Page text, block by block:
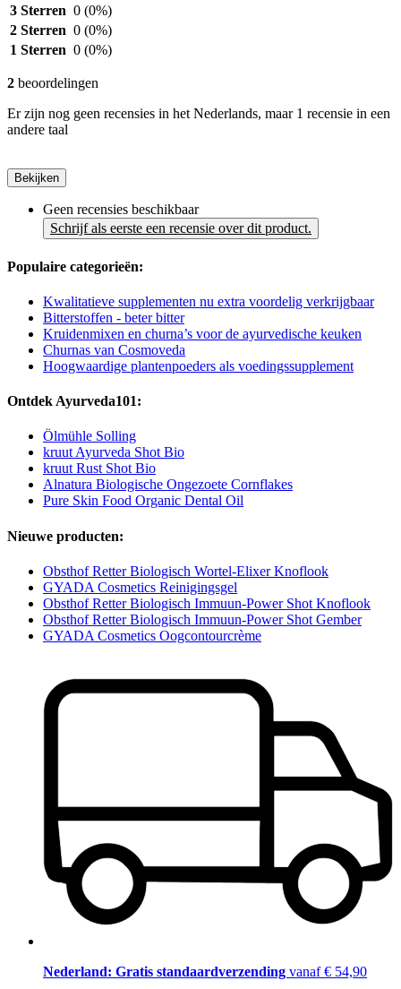
3 Sterren 0 (0%)
2 Sterren 0 (0%)
1 Sterren 0 (0%)
2 beoordelingen
Er zijn nog geen recensies in het Nederlands, maar 1 recensie in een
andere taal
Bekijken
Geen recensies beschikbaar
Schrijf als eerste een recensie over dit product.
Populaire categorieën:
Kwalitatieve supplementen nu extra voordelig verkrijgbaar
Bitterstoffen - beter bitter
Kruidenmixen en churna’s voor de ayurvedische keuken
Churnas van Cosmoveda
Hoogwaardige plantenpoeders als voedingssupplement
Ontdek Ayurveda101:
Ölmühle Solling
kruut Ayurveda Shot Bio
kruut Rust Shot Bio
Alnatura Biologische Ongezoete Cornflakes
Pure Skin Food Organic Dental Oil
Nieuwe producten:
Obsthof Retter Biologisch Wortel-Elixer Knoflook
GYADA Cosmetics Reinigingsgel
Obsthof Retter Biologisch Immuun-Power Shot Knoflook
Obsthof Retter Biologisch Immuun-Power Shot Gember
GYADA Cosmetics Oogcontourcrème
Nederland: Gratis standaardverzending vanaf € 54,90